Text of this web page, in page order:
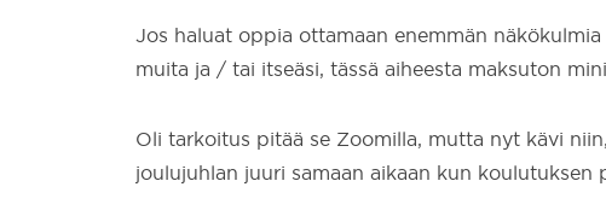
Jos haluat oppia ottamaan enemmän
muita ja / tai itseäsi, tässä aiheesta maksuton
Oli tarkoitus pitää se Zoomilla, mutta nyt kävi
joulujuhlan juuri samaan aikaan kun koulutuksen